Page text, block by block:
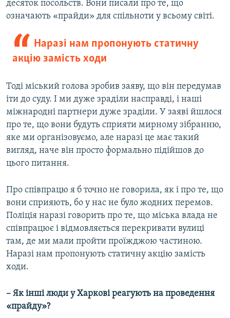
десяток посольств. Вони писали про те, що
означають «прайди» для спільноти у всьому світі.
Наразі нам пропонують статичну
акцію замість ходи
Тоді міський голова зробив заяву, що він передумав
іти до суду. І ми дуже зраділи насправді, і наші
міжнародні партнери дуже зраділи. У заяві йшлося
про те, що вони будуть сприяти мирному зібранню,
яке ми організовуємо, але наразі це має такий
вигляд, наче він просто формально підійшов до
цього питання.
Про співпрацю я б точно не говорила, як і про те, що
вони сприяють, бо у нас не було жодних перемов.
Поліція наразі говорить про те, що міська влада не
співпрацює і відмовляється перекривати вулиці
там, де ми мали пройти проїжджою частиною.
Наразі нам пропонують статичну акцію замість
ходи.
– Як інші люди у Харкові реагують на проведення
«прайду»?